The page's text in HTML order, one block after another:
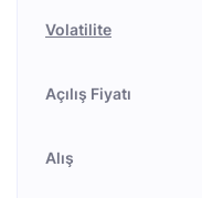
Volatilite
Açılış Fiyatı
Alış